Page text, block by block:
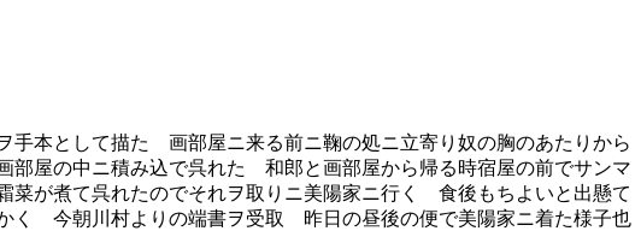
として描た 画部屋ニ来る前ニ鞠の処ニ立寄り奴の胸のあたりから
屋の中ニ積み込で呉れた 和郎と画部屋から帰る時宿屋の前でサンマ
が煮て呉れたのでそれヲ取りニ美陽家ニ行く 食後もちよいと出懸て
今朝川村よりの端書ヲ受取 昨日の昼後の便で美陽家ニ着た様子也